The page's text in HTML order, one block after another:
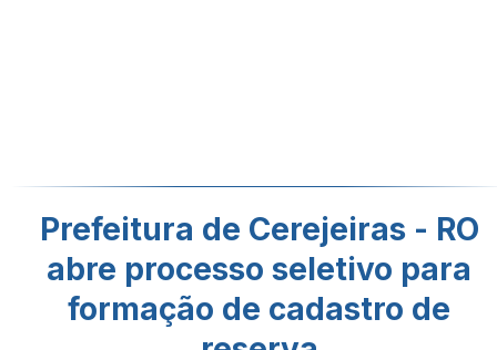
Prefeitura de Cerejeiras - RO
abre processo seletivo para
formação de cadastro de